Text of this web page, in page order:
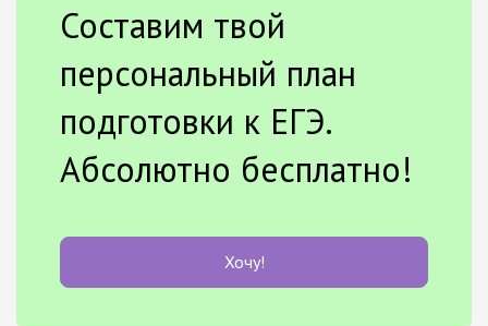
Составим твой
персональный план
подготовки к ЕГЭ.
Абсолютно бесплатно!
Хочу!